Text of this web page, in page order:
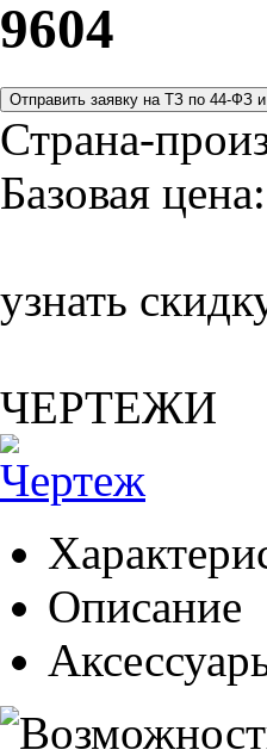
9604
Страна-
Базовая цена:
узнать
ЧЕРТЕЖИ
Описание